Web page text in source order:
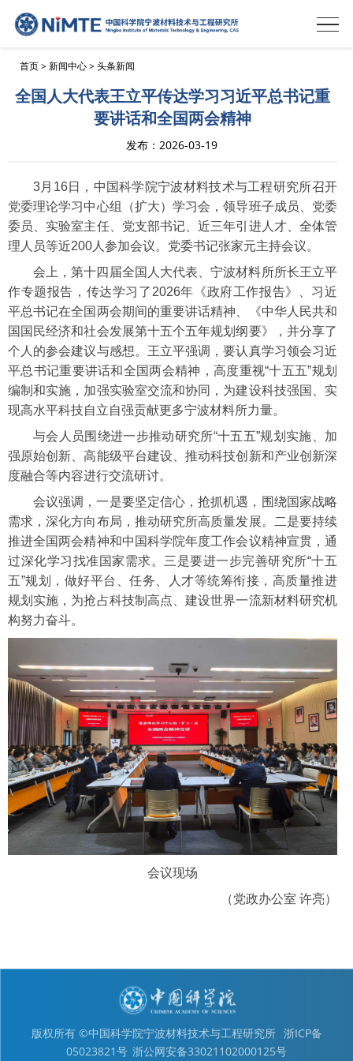
首页>新闻中心>头条新闻
全国人大代表王立平传达学习习近平总书记重
要讲话和全国两会精神
发布：2026-03-19
3月16日，中国科学院宁波材料技术与工程研究所召开
党委理论学习中心组（扩大）学习会，领导班子成员、党委
委员、实验室主任、党支部书记、近三年引进人才、全体管
理人员等近200人参加会议。党委书记张家元主持会议。
会上，第十四届全国人大代表、宁波材料所所长王立平
作专题报告，传达学习了2026年《政府工作报告》、习近
平总书记在全国两会期间的重要讲话精神、《中华人民共和
国国民经济和社会发展第十五个五年规划纲要》，并分享了
个人的参会建议与感想。王立平强调，要认真学习领会习近
平总书记重要讲话和全国两会精神，高度重视“十五五”规划
编制和实施，加强实验室交流和协同，为建设科技强国、实
现高水平科技自立自强贡献更多宁波材料所力量。
与会人员围绕进一步推动研究所“十五五”规划实施、加
强原始创新、高能级平台建设、推动科技创新和产业创新深
度融合等内容进行交流研讨。
会议强调，一是要坚定信心，抢抓机遇，围绕国家战略
需求，深化方向布局，推动研究所高质量发展。二是要持续
推进全国两会精神和中国科学院年度工作会议精神宣贯，通
过深化学习找准国家需求。三是要进一步完善研究所“十五
五”规划，做好平台、任务、人才等统筹衔接，高质量推进
规划实施，为抢占科技制高点、建设世界一流新材料研究机
构努力奋斗。
会议现场
（党政办公室 许亮）
版权所有 ©中国科学院宁波材料技术与工程研究所 浙ICP备
05023821号 浙公网安备33021102000125号